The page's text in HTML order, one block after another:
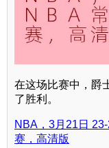
在这场比赛中，爵
了胜利。
NBA，3月21日
赛，高清版